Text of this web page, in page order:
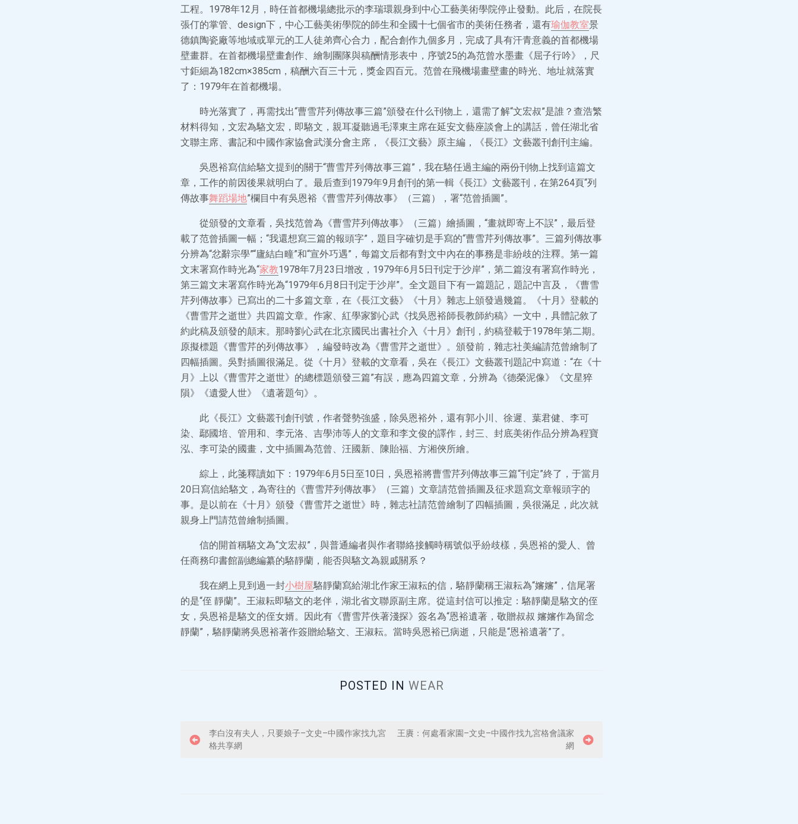
工程。1978年12月，時任首都機場總批示的李瑞環親身到中心工藝美術學院停止發動。此后，在院長
張仃的掌管、design下，中心工藝美術學院的師生和全國十七個省市的美術任務者，還有瑜伽教室景
德鎮陶瓷廠等地域或單元的工人徒弟齊心合力，配合創作九個多月，完成了具有汗青意義的首都機場
壁畫群。在首都機場壁畫創作、繪制團隊與稿酬情形表中，序號25的為范曾水墨畫《屈子行吟》，尺
寸鉅細為182cm×385cm，稿酬六百三十元，獎金四百元。范曾在飛機場畫壁畫的時光、地址就落實
了：1979年在首都機場。
時光落實了，再需找出“曹雪芹列傳故事三篇”頒發在什么刊物上，還需了解“文宏叔”是誰？查浩繁
材料得知，文宏為駱文宏，即駱文，親耳凝聽過毛澤東主席在延安文藝座談會上的講話，曾任湖北省
文聯主席、書記和中國作家協會武漢分會主席，《長江文藝》原主編，《長江》文藝叢刊創刊主編。
吳恩裕寫信給駱文提到的關于“曹雪芹列傳故事三篇”，我在駱任過主編的兩份刊物上找到這篇文
章，工作的前因後果就明白了。最后查到1979年9月創刊的第一輯《長江》文藝叢刊，在第264頁“列
傳故事舞蹈場地”欄目中有吳恩裕《曹雪芹列傳故事》（三篇），署“范曾插圖”。
從頒發的文章看，吳找范曾為《曹雪芹列傳故事》（三篇）繪插圖，“畫就即寄上不誤”，最后登
載了范曾插圖一幅；“我還想寫三篇的報頭字”，題目字確切是手寫的“曹雪芹列傳故事”。三篇列傳故事
分辨為“忿辭宗學”“廬結白疃”和“宣外巧遇”，每篇文后都有對文中內在的事務是非紛歧的注釋。第一篇
文末署寫作時光為“家教1978年7月23日增改，1979年6月5日刊定于沙岸”，第二篇沒有署寫作時光，
第三篇文末署寫作時光為“1979年6月8日刊定于沙岸”。全文題目下有一篇題記，題記中言及，《曹雪
芹列傳故事》已寫出的二十多篇文章，在《長江文藝》《十月》雜志上頒發過幾篇。《十月》登載的
《曹雪芹之逝世》共四篇文章。作家、紅學家劉心武《找吳恩裕師長教師約稿》一文中，具體記敘了
約此稿及頒發的顛末。那時劉心武在北京國民出書社介入《十月》創刊，約稿登載于1978年第二期。
原擬標題《曹雪芹的列傳故事》，編發時改為《曹雪芹之逝世》。頒發前，雜志社美編請范曾繪制了
四幅插圖。吳對插圖很滿足。從《十月》登載的文章看，吳在《長江》文藝叢刊題記中寫道：“在《十
月》上以《曹雪芹之逝世》的總標題頒發三篇”有誤，應為四篇文章，分辨為《德榮泥像》《文星猝
隕》《遺愛人世》《遺著題句》。
此《長江》文藝叢刊創刊號，作者聲勢強盛，除吳恩裕外，還有郭小川、徐遲、葉君健、李可
染、鄢國培、管用和、李元洛、吉學沛等人的文章和李文俊的譯作，封三、封底美術作品分辨為程寶
泓、李可染的國畫，文中插圖為范曾、汪國新、陳貽福、方湘俠所繪。
綜上，此箋釋讀如下：1979年6月5日至10日，吳恩裕將曹雪芹列傳故事三篇“刊定”終了，于當月
20日寫信給駱文，為寄往的《曹雪芹列傳故事》（三篇）文章請范曾插圖及征求題寫文章報頭字的
事。是以前在《十月》頒發《曹雪芹之逝世》時，雜志社請范曾繪制了四幅插圖，吳很滿足，此次就
親身上門請范曾繪制插圖。
信的開首稱駱文為“文宏叔”，與普通編者與作者聯絡接觸時稱號似乎紛歧樣，吳恩裕的愛人、曾
任商務印書館副總編纂的駱靜蘭，能否與駱文為親戚關系？
我在網上見到過一封小樹屋駱靜蘭寫給湖北作家王淑耘的信，駱靜蘭稱王淑耘為“嬸嬸”，信尾署
的是“侄 靜蘭”。王淑耘即駱文的老伴，湖北省文聯原副主席。從這封信可以推定：駱靜蘭是駱文的侄
女，吳恩裕是駱文的侄女婿。因此有《曹雪芹佚著淺探》簽名為“恩裕遺著，敬贈叔叔 嬸嬸作為留念
靜蘭”，駱靜蘭將吳恩裕著作簽贈給駱文、王淑耘。當時吳恩裕已病逝，只能是“恩裕遺著”了。
POSTED IN WEAR
P
李白沒有夫人，只要娘子–文史–中國作家找九宮
格共享網
王賡：何處看家園–文史–中國作找九宮格會議家
網